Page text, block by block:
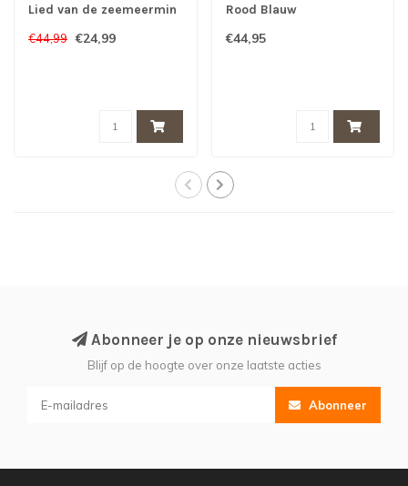
Lied van de zeemeermin
- K3 Film
€44,99 €24,99
Rood Blauw
€44,95
Abonneer je op onze nieuwsbrief
Blijf op de hoogte over onze laatste acties
Abonneer